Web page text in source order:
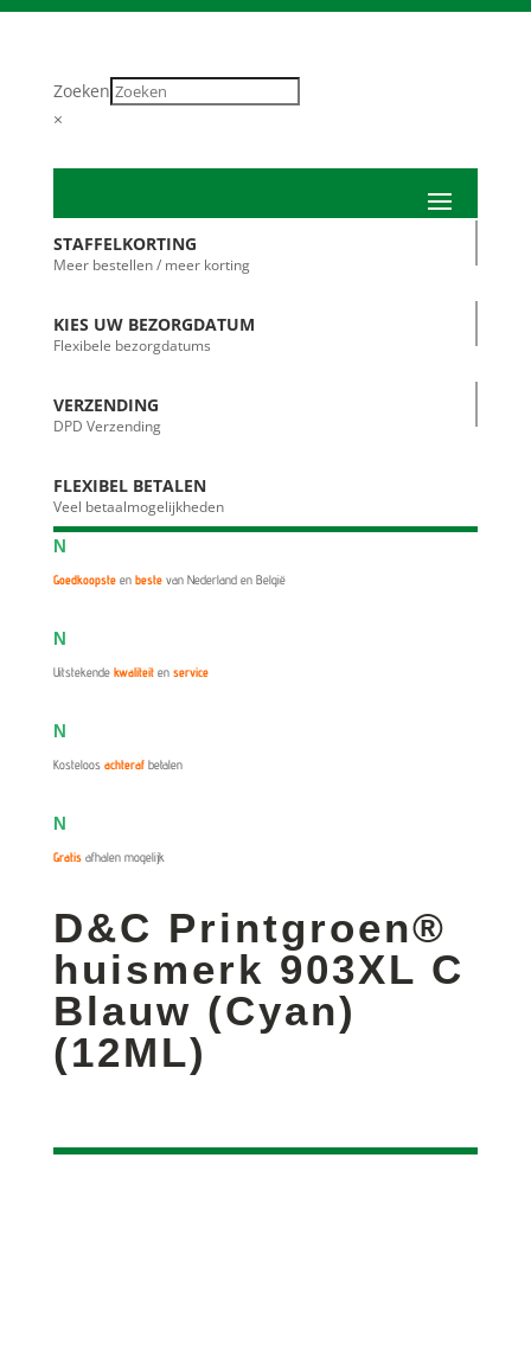
Zoeken
×
STAFFELKORTING
Meer bestellen / meer korting
KIES UW BEZORGDATUM
Flexibele bezorgdatums
VERZENDING
DPD Verzending
FLEXIBEL BETALEN
Veel betaalmogelijkheden
N
Goedkoopsteen bestevan Nederland en België
N
Uitstekendekwaliteiten service
N
Kosteloos achteraf betalen
N
Gratis afhalen mogelijk
D&C Printgroen®
huismerk 903XL C
Blauw (Cyan)
(12ML)